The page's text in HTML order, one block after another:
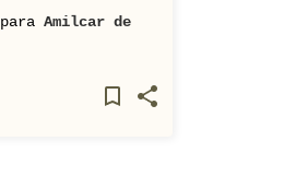
paraAmilcar de